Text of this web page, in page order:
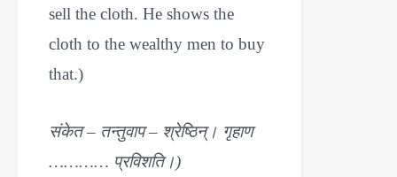
sell the cloth. He shows the
cloth to the wealthy men to buy
that.)
संकेत – तन्तुवाप – श्रेष्ठिन्। गृहाण
………… प्रविशति।)